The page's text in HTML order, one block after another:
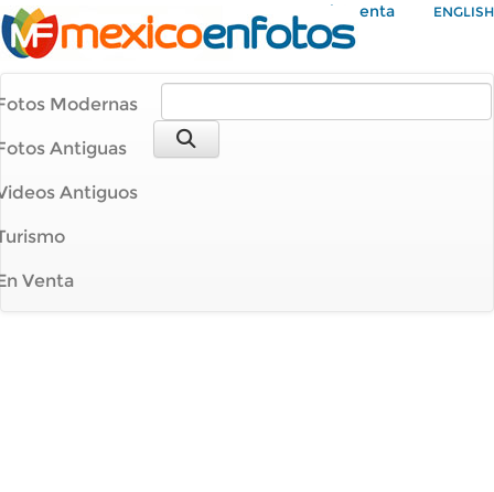
Mi Cuenta ENGLISH
Modernas
Antiguas
Antiguos
Venta